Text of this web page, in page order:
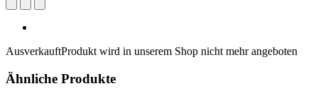
AusverkauftProdukt wird in unserem Shop nicht mehr angeboten
Ähnliche Produkte